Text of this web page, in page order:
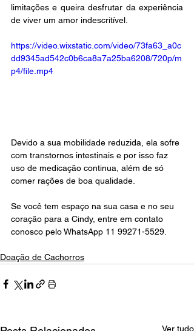
limitações e queira desfrutar da experiência
de viver um amor indescritível.
https://video.wixstatic.com/video/73fa63_a0c
dd9345ad542c0b6ca8a7a25ba6208/720p/m
p4/file.mp4
Devido a sua mobilidade reduzida, ela sofre
com transtornos intestinais e por isso faz
uso de medicação continua, além de só
comer rações de boa qualidade.
Se você tem espaço na sua casa e no seu
coração para a Cindy, entre em contato
conosco pelo WhatsApp 11 99271-5529.
Doação de Cachorros
Ver tudo